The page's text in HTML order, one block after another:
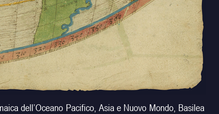
dell’Oceano Pacifico, Asia e Nuovo Mondo, Basilea